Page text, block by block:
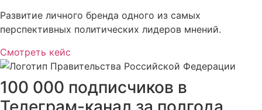
Развитие личного бренда одного из самых
перспективных политических лидеров мнений.
Смотреть кейс
100 000 подписчиков в